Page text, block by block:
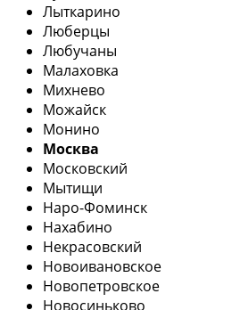
Лыткарино
Люберцы
Любучаны
Малаховка
Михнево
Можайск
Монино
Москва
Московский
Мытищи
Наро-Фоминск
Нахабино
Некрасовский
Новоивановское
Новопетровское
Новосиньково